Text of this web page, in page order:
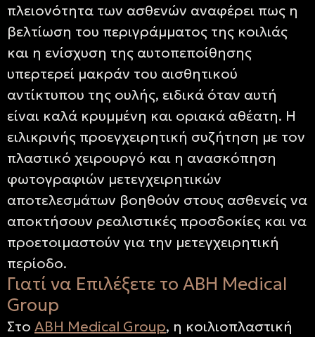
πλειονότητα των ασθενών αναφέρει πως η
βελτίωση του περιγράμματος της κοιλιάς
και η ενίσχυση της αυτοπεποίθησης
υπερτερεί μακράν του αισθητικού
αντίκτυπου της ουλής, ειδικά όταν αυτή
είναι καλά κρυμμένη και οριακά αθέατη. Η
ειλικρινής προεγχειρητική συζήτηση με τον
πλαστικό χειρουργό και η ανασκόπηση
φωτογραφιών μετεγχειρητικών
αποτελεσμάτων βοηθούν στους ασθενείς να
αποκτήσουν ρεαλιστικές προσδοκίες και να
προετοιμαστούν για την μετεγχειρητική
περίοδο.
Γιατί να Επιλέξετε το ABH Medical
Group
Στο ABH Medical Group, η κοιλιοπλαστική